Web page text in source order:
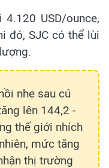
USD/ounce,
đó, SJC có thể lùi
nhẹ sau cú
lên 144,2 -
thế giới nhích
mức tăng
thị trường